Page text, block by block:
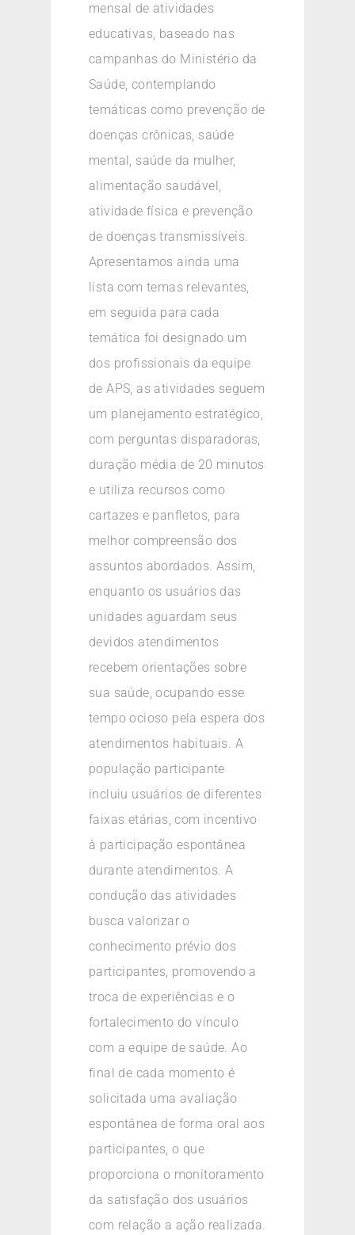
mensal de atividades
educativas, baseado nas
campanhas do Ministério da
Saúde, contemplando
temáticas como prevenção de
doenças crônicas, saúde
mental, saúde da mulher,
alimentação saudável,
atividade física e prevenção
de doenças transmissíveis.
Apresentamos ainda uma
lista com temas relevantes,
em seguida para cada
temática foi designado um
dos profissionais da equipe
de APS, as atividades seguem
um planejamento estratégico,
com perguntas disparadoras,
duração média de 20 minutos
e utiliza recursos como
cartazes e panfletos, para
melhor compreensão dos
assuntos abordados. Assim,
enquanto os usuários das
unidades aguardam seus
devidos atendimentos
recebem orientações sobre
sua saúde, ocupando esse
tempo ocioso pela espera dos
atendimentos habituais. A
população participante
incluiu usuários de diferentes
faixas etárias, com incentivo
à participação espontânea
durante atendimentos. A
condução das atividades
busca valorizar o
conhecimento prévio dos
participantes, promovendo a
troca de experiências e o
fortalecimento do vínculo
com a equipe de saúde. Ao
final de cada momento é
solicitada uma avaliação
espontânea de forma oral aos
participantes, o que
proporciona o monitoramento
da satisfação dos usuários
com relação a ação realizada.